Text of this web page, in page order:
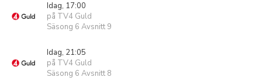
Idag, 17:00
på TV4 Guld
Säsong 6 Avsnitt 9
Idag, 21:05
på TV4 Guld
Säsong 6 Avsnitt 8